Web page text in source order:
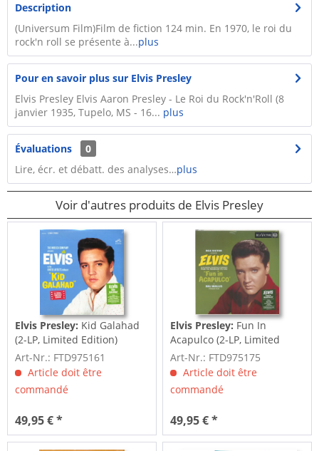
Description
(Universum Film)Film de fiction 124 min. En 1970, le roi du
rock'n roll se présente à...plus
Pour en savoir plus sur Elvis Presley
Elvis Presley Elvis Aaron Presley - Le Roi du Rock'n'Roll (8
janvier 1935, Tupelo, MS - 16... plus
Évaluations
0
Lire, écr. et débatt. des analyses…plus
Voir d'autres produits de Elvis Presley
Elvis Presley: Kid Galahad
(2-LP, Limited Edition)
Art-Nr.: FTD975161
Article doit être
commandé
49,95 € *
Elvis Presley: Fun In
Acapulco (2-LP, Limited
Edition)
Art-Nr.: FTD975175
Article doit être
commandé
49,95 € *